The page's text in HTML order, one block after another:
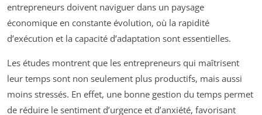
entrepreneurs doivent naviguer dans un paysage
économique en constante évolution, où la rapidité
d’exécution et la capacité d’adaptation sont essentielles.
Les études montrent que les entrepreneurs qui maîtrisent
leur temps sont non seulement plus productifs, mais aussi
moins stressés. En effet, une bonne gestion du temps permet
de réduire le sentiment d’urgence et d’anxiété, favorisant